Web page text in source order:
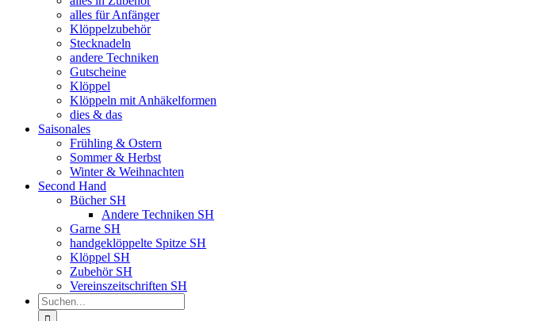
alles für Anfänger
Klöppelzubehör
Stecknadeln
andere Techniken
Gutscheine
Klöppel
Klöppeln mit Anhäkelformen
dies & das
Saisonales
Frühling & Ostern
Sommer & Herbst
Winter & Weihnachten
Second Hand
Bücher SH
Andere Techniken SH
Garne SH
handgeklöppelte Spitze SH
Klöppel SH
Zubehör SH
Vereinszeitschriften SH
Suche
nach: